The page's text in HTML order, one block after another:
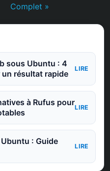
Complet »
sous Ubuntu : 4
résultat rapide
LIRE
à Rufus pour
LIRE
: Guide
LIRE